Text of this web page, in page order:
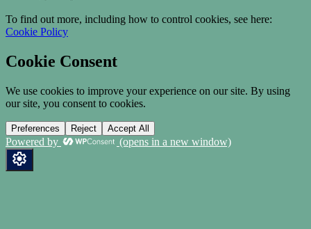
To find out more, including how to control cookies, see here:
Cookie Policy